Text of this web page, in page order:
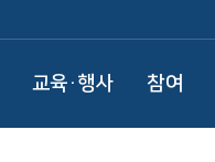
교육·행사 참여